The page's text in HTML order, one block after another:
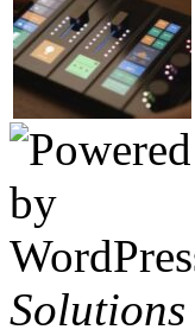
Solutions